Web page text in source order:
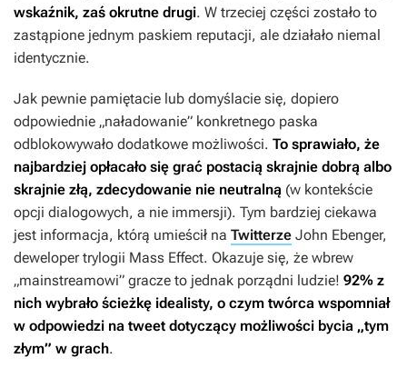
wskaźnik, zaś okrutne drugi. W trzeciej części zostało to
zastąpione jednym paskiem reputacji, ale działało niemal
identycznie.
Jak pewnie pamiętacie lub domyślacie się, dopiero
odpowiednie „naładowanie” konkretnego paska
odblokowywało dodatkowe możliwości. To sprawiało, że
najbardziej opłacało się grać postacią skrajnie dobrą albo
skrajnie złą, zdecydowanie nie neutralną (w kontekście
opcji dialogowych, a nie immersji). Tym bardziej ciekawa
jest informacja, którą umieścił na Twitterze John Ebenger,
deweloper trylogii Mass Effect. Okazuje się, że wbrew
„mainstreamowi” gracze to jednak porządni ludzie! 92% z
nich wybrało ścieżkę idealisty, o czym twórca wspomniał
w odpowiedzi na tweet dotyczący możliwości bycia „tym
złym” w grach.